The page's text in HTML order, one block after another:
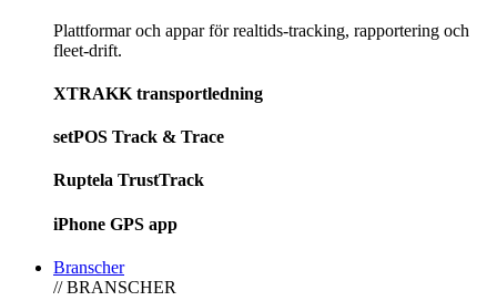
Plattformar och appar för realtids-tracking, rapportering och
fleet-drift.
XTRAKK transportledning
setPOS Track & Trace
Ruptela TrustTrack
iPhone GPS app
Branscher
// BRANSCHER